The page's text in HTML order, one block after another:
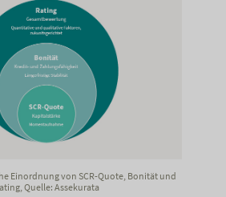
Einordnung von SCR-Quote, Bonität und
Quelle: Assekurata